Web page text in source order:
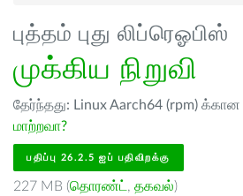
புத்தம் புது லிப்ரெஓபிஸ்
முக்கிய நிறுவி
தேர்ந்தது: Linux Aarch64 (rpm) க்கான
மாற்றவா?
பதிப்பு 26.2.5 ஐப் பதிவிறக்கு
227 MB (தொரண்ட் , தகவல்)